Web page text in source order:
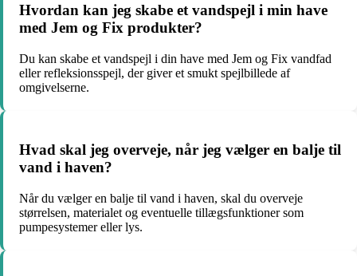
Hvordan kan jeg skabe et vandspejl i min have
med Jem og Fix produkter?
Du kan skabe et vandspejl i din have med Jem og Fix vandfad
eller refleksionsspejl, der giver et smukt spejlbillede af
omgivelserne.
Hvad skal jeg overveje, når jeg vælger en balje til
vand i haven?
Når du vælger en balje til vand i haven, skal du overveje
størrelsen, materialet og eventuelle tillægsfunktioner som
pumpesystemer eller lys.